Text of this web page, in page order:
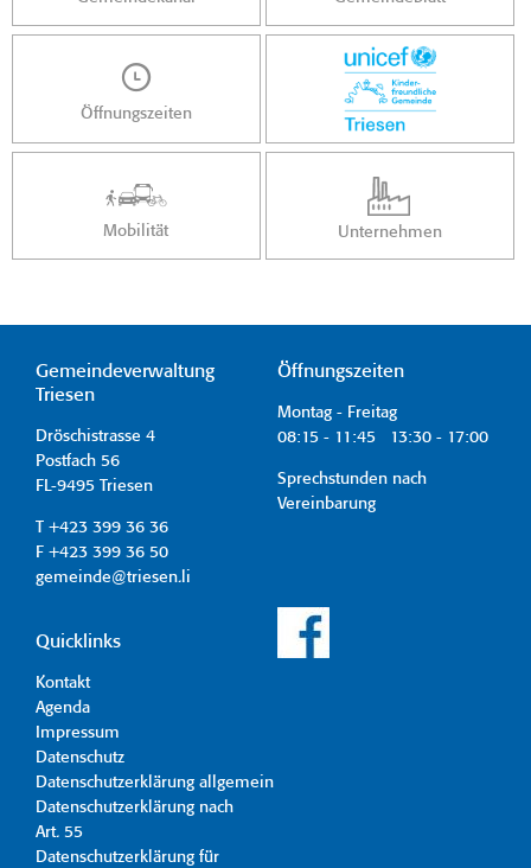
Öffnungszeiten
Mobilität Unternehmen
Gemeindeverwaltung
Triesen
Dröschistrasse 4
Postfach 56
FL-9495 Triesen
T +423 399 36 36
F +423 399 36 50
gemeinde@triesen.li
Öffnungszeiten
Montag - Freitag
08:15 - 11:45 13:30 - 17:00
Sprechstunden nach
Vereinbarung
Quicklinks
Kontakt
Agenda
Impressum
Datenschutz
Datenschutzerklärung allgemein
Datenschutzerklärung nach
Art. 55
Datenschutzerklärung für